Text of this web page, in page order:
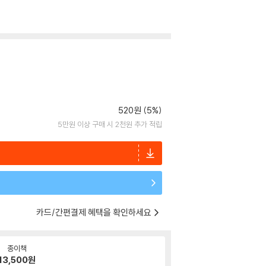
520원 (5%)
5만원 이상 구매 시 2천원 추가 적립
카드/간편결제 혜택을 확인하세요
종이책
원